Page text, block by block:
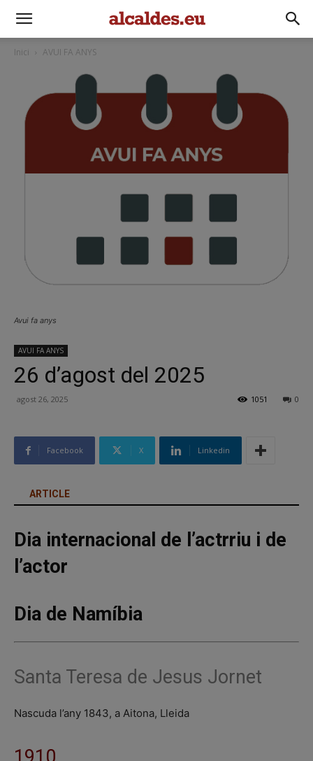
Inici AVUI FA ANYS
Avui fa anys
AVUI FA ANYS
26 d’agost del 2025
agost 26, 2025 0
1051
Facebook X Linkedin
ARTICLE
Dia internacional de l’actrriu i de
l’actor
Dia de Namíbia
Santa Teresa de Jesus Jornet
Nascuda l’any 1843, a Aitona, Lleida